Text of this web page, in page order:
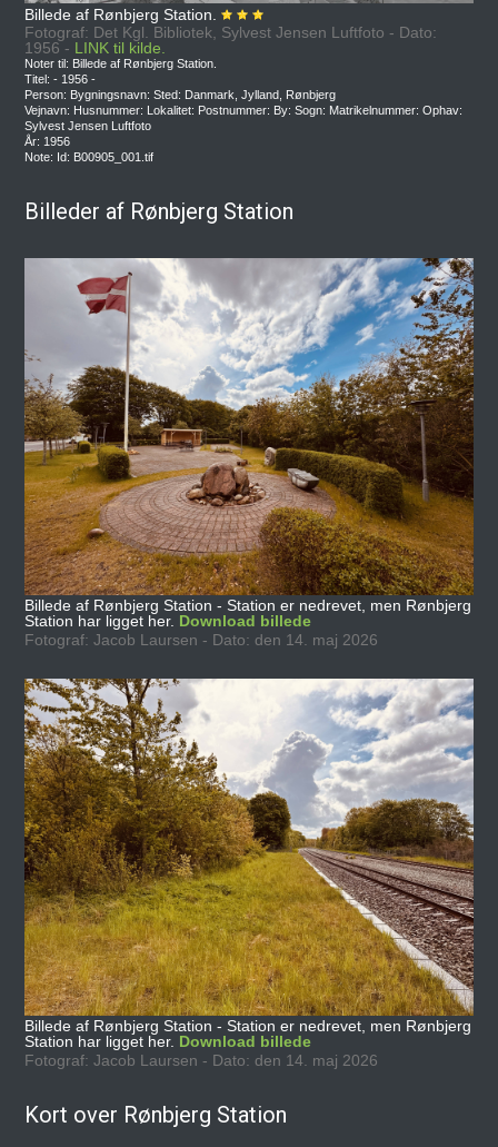
Billede af Rønbjerg Station.
Fotograf: Det Kgl. Bibliotek, Sylvest Jensen Luftfoto - Dato:
1956 - LINK til kilde.
Noter til: Billede af Rønbjerg Station.
Titel: - 1956 -
Person: Bygningsnavn: Sted: Danmark, Jylland, Rønbjerg
Vejnavn: Husnummer: Lokalitet: Postnummer: By: Sogn: Matrikelnummer: Ophav:
Sylvest Jensen Luftfoto
År: 1956
Note: Id: B00905_001.tif
Billeder af Rønbjerg Station
Billede af Rønbjerg Station - Station er nedrevet, men Rønbjerg
Station har ligget her. Download billede
Fotograf: Jacob Laursen - Dato: den 14. maj 2026
Billede af Rønbjerg Station - Station er nedrevet, men Rønbjerg
Station har ligget her. Download billede
Fotograf: Jacob Laursen - Dato: den 14. maj 2026
Kort over Rønbjerg Station